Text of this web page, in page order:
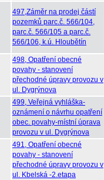
497,Záměr na prodej částí
pozemků parc.č. 566/104,
parc.č. 566/105 a parc.č.
566/106, k.ú. Hloubětín
498, Opatření obecné
povahy - stanovení
přechodné úpravy provozu v
ul. Dygrýnova
499, Veřejná vyhláška-
oznámení o návrhu opatření
obec. povahy-místní úprava
provozu v ul. Dygrýnova
491, Opatření obecné
povahy - stanovení
přechodné úpravy provozu v
ul. Kbelská -2.etapa